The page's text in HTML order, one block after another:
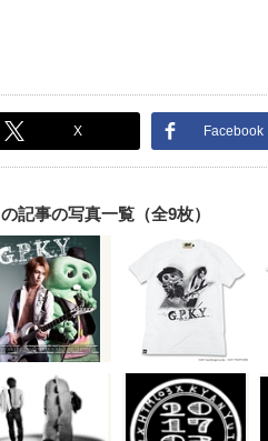
X Facebook
記事の写真一覧（全9枚）